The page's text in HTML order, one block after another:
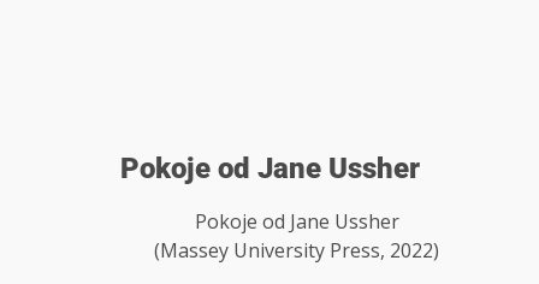
Pokoje od Jane Ussher
Pokoje od Jane Ussher
(Massey University Press, 2022)